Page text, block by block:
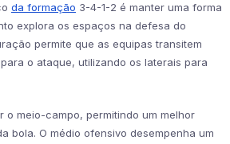
da formação 3-4-1-2 é manter uma forma
explora os espaços na defesa do
permite que as equipas transitem
o ataque, utilizando os laterais para
o meio-campo, permitindo um melhor
bola. O médio ofensivo desempenha um